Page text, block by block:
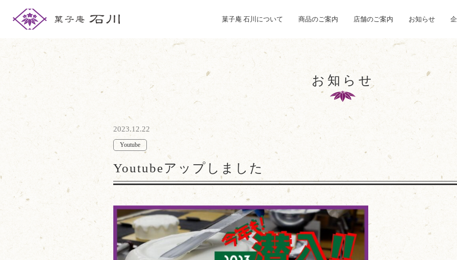
菓子庵 石川について 商品のご案内 店舗のご案内 お知らせ
お知らせ
2023.12.22
Youtube
Youtubeアップしました